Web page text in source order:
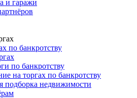
и гаражи
по банкротству
по банкротству
на торгах по банкротству
подборка недвижимости